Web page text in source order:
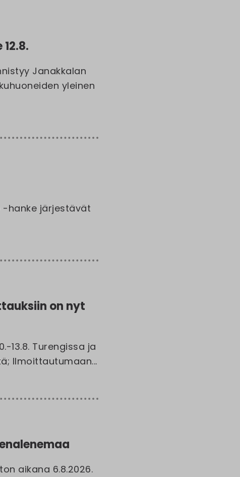
Janakkalan
yleinen
-hanke järjestävät
on nyt
13.8. Turengissa ja
Ilmoittautumaan...
aikana 6.8.2026.